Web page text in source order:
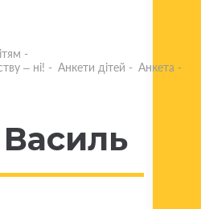
-
– ні! - Анкети дітей - Анкета -